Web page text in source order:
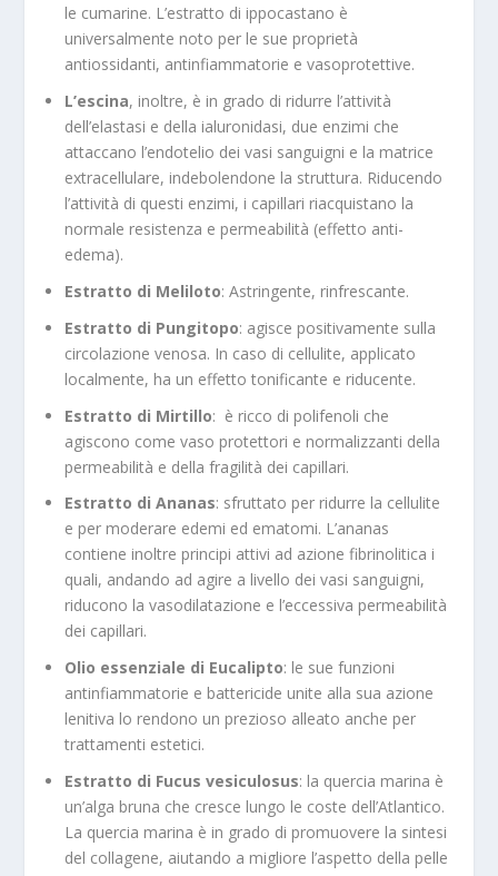
le cumarine. L’estratto di ippocastano è
universalmente noto per le sue proprietà
antiossidanti, antinfiammatorie e vasoprotettive.
L’escina, inoltre, è in grado di ridurre l’attività
dell’elastasi e della ialuronidasi, due enzimi che
attaccano l’endotelio dei vasi sanguigni e la matrice
extracellulare, indebolendone la struttura. Riducendo
l’attività di questi enzimi, i capillari riacquistano la
normale resistenza e permeabilità (effetto anti-
edema).
Estratto di Meliloto: Astringente, rinfrescante.
Estratto di Pungitopo: agisce positivamente sulla
circolazione venosa. In caso di cellulite, applicato
localmente, ha un effetto tonificante e riducente.
Estratto di Mirtillo: è ricco di polifenoli che
agiscono come vaso protettori e normalizzanti della
permeabilità e della fragilità dei capillari.
Estratto di Ananas: sfruttato per ridurre la cellulite
e per moderare edemi ed ematomi. L’ananas
contiene inoltre principi attivi ad azione fibrinolitica i
quali, andando ad agire a livello dei vasi sanguigni,
riducono la vasodilatazione e l’eccessiva permeabilità
dei capillari.
Olio essenziale di Eucalipto: le sue funzioni
antinfiammatorie e battericide unite alla sua azione
lenitiva lo rendono un prezioso alleato anche per
trattamenti estetici.
Estratto di Fucus vesiculosus: la quercia marina è
un’alga bruna che cresce lungo le coste dell’Atlantico.
La quercia marina è in grado di promuovere la sintesi
del collagene, aiutando a migliore l’aspetto della pelle